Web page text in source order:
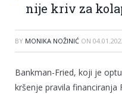
nije kriv za
BY MONIKA NOŽINIĆ ON
Bankman-Fried, koji je
kršenje pravila financiranja